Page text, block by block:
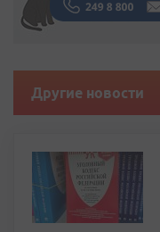
Другие новости